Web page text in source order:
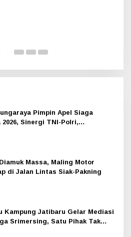
Pimpin Apel Siaga
Sinergi TNI-Polri,
Massa, Maling Motor
di Jalan Lintas Siak-Pakning
Kampung Jatibaru Gelar Mediasi
Srimersing, Satu Pihak Tak